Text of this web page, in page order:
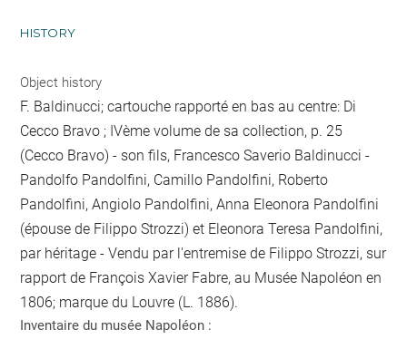
HISTORY
Object history
F. Baldinucci; cartouche rapporté en bas au centre: Di
Cecco Bravo ; IVème volume de sa collection, p. 25
(Cecco Bravo) - son fils, Francesco Saverio Baldinucci -
Pandolfo Pandolfini, Camillo Pandolfini, Roberto
Pandolfini, Angiolo Pandolfini, Anna Eleonora Pandolfini
(épouse de Filippo Strozzi) et Eleonora Teresa Pandolfini,
par héritage - Vendu par l'entremise de Filippo Strozzi, sur
rapport de François Xavier Fabre, au Musée Napoléon en
1806; marque du Louvre (L. 1886).
Inventaire du musée Napoléon :